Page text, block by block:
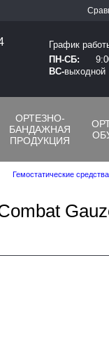
График
ПН-СБ:
ВС-выходной
ОРТЕЗНО-
БАНДАЖНАЯ
ПРОДУКЦИЯ
Гемостатические